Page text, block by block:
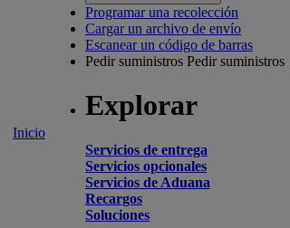
Inicio
Programar una recolección
Cargar un archivo de envío
Escanear un código de barras
Pedir suministros Pedir suministros
Explorar
Servicios de entrega
Servicios opcionales
Servicios de Aduana
Recargos
Soluciones